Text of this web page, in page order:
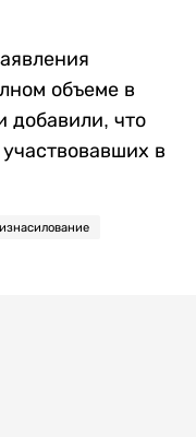
объеме в
добавили, что
в
изнасилование